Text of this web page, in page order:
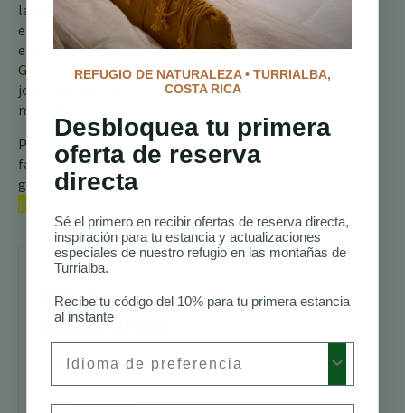
la naturaleza, podrías
encontrarte cautivado por
el encanto del Vireo
Gorjeador, una verdadera
joya oculta de las
montañas de Costa Rica.
Para más información, por
favor consulta nuestra
guía completa sobre los
pájaros de Costa Rica
Sigue
explorando
Senderos para
Caminatas en
Costa Rica
REFUGIO DE NATURALEZA • TURRIALBA,
COSTA RICA
Desbloquea tu primera
oferta de reserva
directa
Sé el primero en recibir ofertas de reserva directa,
inspiración para tu estancia y actualizaciones
especiales de nuestro refugio en las montañas de
Turrialba.
Recibe tu código del 10% para tu primera estancia
al instante